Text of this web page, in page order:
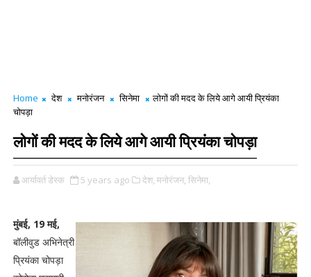
Home देश मनोरंजन सिनेमा
लोगों की मदद के लिये आगे आयी प्रियंका
चोपड़ा
लोगों की मदद के लिये आगे आयी प्रियंका चोपड़ा
आर्यावर्त डेस्क 5 years ago देश, मनोरंजन, सिनेमा,
मुंबई, 19 मई,
बॉलीवुड अभिनेत्री
प्रियंका चोपड़ा